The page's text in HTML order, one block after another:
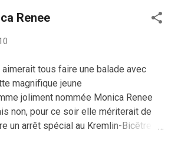
Renee
aimerait tous faire une balade avec
magnifique jeune
joliment nommée Monica Renee
non, pour ce soir elle mériterait de
un arrêt spécial au Kremlin-Bicêtre